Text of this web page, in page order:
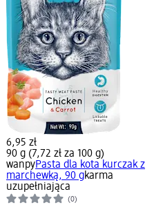
6,95 zł
90 g (7,72 zł za 100 g)
wanpyPasta dla kota kurczak z
marchewką, 90 gkarma
uzupełniająca
(0)